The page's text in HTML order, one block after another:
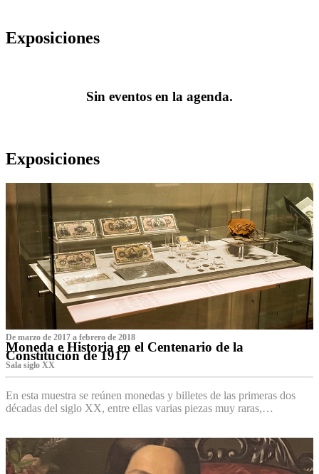
Exposiciones
Sin eventos en la agenda.
Exposiciones
De marzo de 2017 a febrero de 2018
Moneda e Historia en el Centenario de la
Constitución de 1917
Sala siglo XX
En esta muestra se reúnen monedas y billetes de las primeras dos
décadas del siglo XX, entre ellas varias piezas muy raras,…